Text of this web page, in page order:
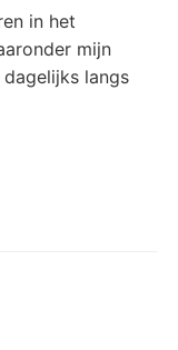
in het
mijn
langs